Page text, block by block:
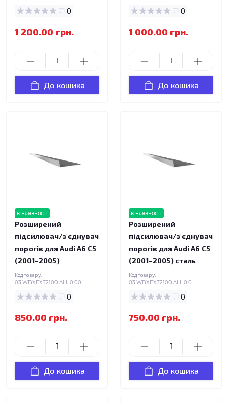
0
1 200.00 грн.
До кошика
0
1 000.00 грн.
До кошика
в наявності
Розширений
підсилювач/з'єднувач
порогів для Audi A6 C5
(2001–2005)
Код товару:
03.WBXEXT2100.ALL.0.00
0
850.00 грн.
До кошика
в наявності
Розширений
підсилювач/з'єднувач
порогів для Audi A6 C5
(2001–2005) сталь
Код товару:
03.WBXEXT2100.ALL.0.0
0
750.00 грн.
До кошика